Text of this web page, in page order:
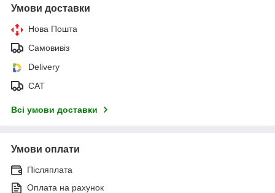
Умови доставки
Нова Пошта
Самовивіз
Delivery
САТ
Всі умови доставки
Умови оплати
Післяплата
Оплата на рахунок